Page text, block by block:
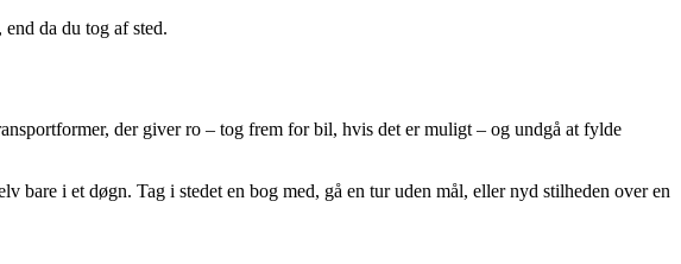
da du tog af sted.
der giver ro – tog frem for bil, hvis det er muligt – og undgå at fylde
i et døgn. Tag i stedet en bog med, gå en tur uden mål, eller nyd stilheden over en